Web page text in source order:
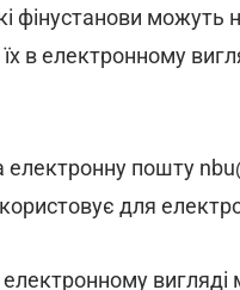
фінустанови
в електронному
пошту
для
вигляді